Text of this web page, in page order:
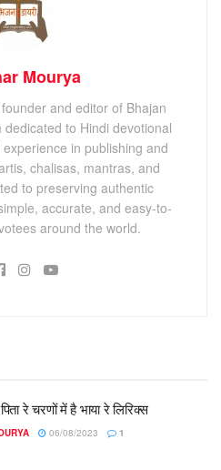
Mourya
and editor of Bhajan
to Hindi devotional
in publishing and
chalisas, mantras, and
to preserving authentic
accurate, and easy-to-
around the world.
रे चरणों में है भाया रे लिरिक्स
06/08/2023 1